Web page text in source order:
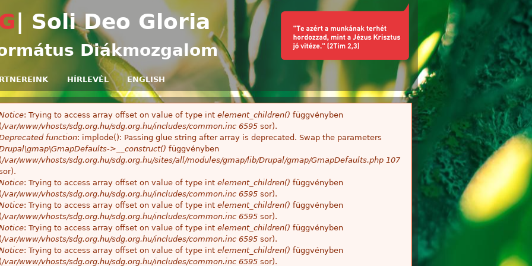
| Soli Deo Gloria
Diákmozgalom
HÍRLEVÉL ENGLISH
: Trying to access array offset on value of type int element_children() függvényben
(/var/www/vhosts/sdg.org.hu/sdg.org.hu/includes/common.inc 6595 sor).
function: implode(): Passing glue string after array is deprecated. Swap the parameters
>__construct() függvényben
(/var/www/vhosts/sdg.org.hu/sdg.org.hu/sites/all/modules/gmap/lib/Drupal/gmap/GmapDefaults.php 107
: Trying to access array offset on value of type int element_children() függvényben
(/var/www/vhosts/sdg.org.hu/sdg.org.hu/includes/common.inc 6595 sor).
: Trying to access array offset on value of type int element_children() függvényben
(/var/www/vhosts/sdg.org.hu/sdg.org.hu/includes/common.inc 6595 sor).
: Trying to access array offset on value of type int element_children() függvényben
(/var/www/vhosts/sdg.org.hu/sdg.org.hu/includes/common.inc 6595 sor).
: Trying to access array offset on value of type int element_children() függvényben
(/var/www/vhosts/sdg.org.hu/sdg.org.hu/includes/common.inc 6595 sor).